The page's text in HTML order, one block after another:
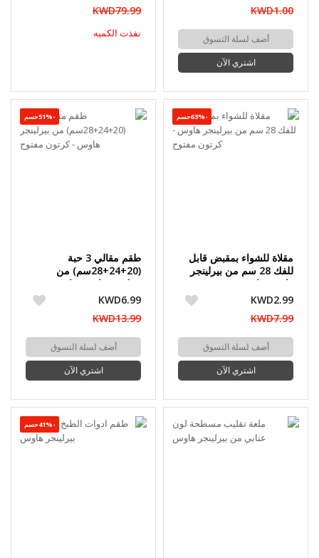
KWD1.00
أضف لسلة التسوق
اشتري الآن
KWD79.99
نفذت الكميه
-63%حسم
مقلاة للشواء بمقبض قابل
للفك 28 سم من بيرلينجر
هاوس - كرتون مفتوح
KWD2.99
KWD7.99
أضف لسلة التسوق
اشتري الآن
-51%حسم
طقم مقالي 3 حبة
(20+24+28سم) من
بيرلينجر هاوس - كرتون
مفتوح
KWD6.99
KWD13.99
أضف لسلة التسوق
اشتري الآن
-41%حسم